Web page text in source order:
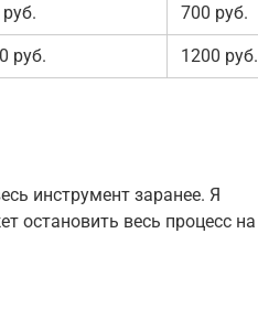
700 руб.
руб. 1200 руб.
инструмент заранее. Я
остановить весь процесс на